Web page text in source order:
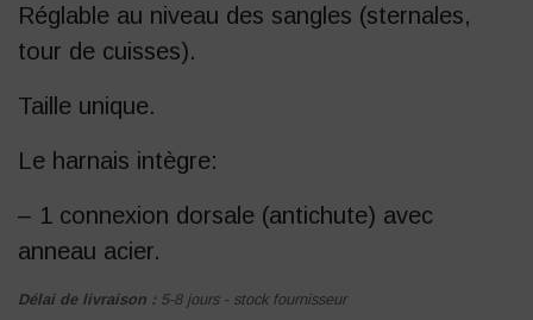
Réglable au niveau des sangles (sternales,
tour de cuisses).
Taille unique.
Le harnais intègre:
– 1 connexion dorsale (antichute) avec
anneau acier.
Délai de livraison : 5-8 jours - stock fournisseur